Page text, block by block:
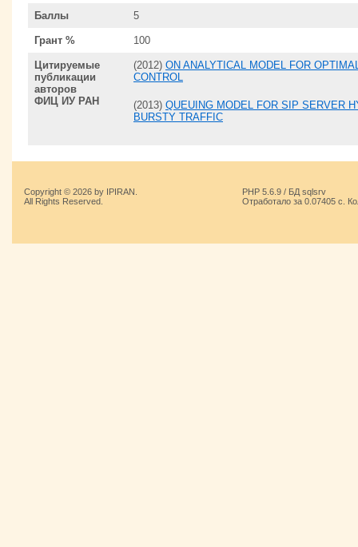
Баллы 5
Грант % 100
Цитируемые
публикации
авторов
ФИЦ ИУ РАН
(2012) ON ANALYTICAL MODEL FOR
CONTROL
(2013) QUEUING MODEL FOR SIP SERVER
BURSTY TRAFFIC
Copyright © 2026 by IPIRAN.
All Rights Reserved.
PHP 5.6.9 / БД sqlsrv
Отработало за 0.07405 с.